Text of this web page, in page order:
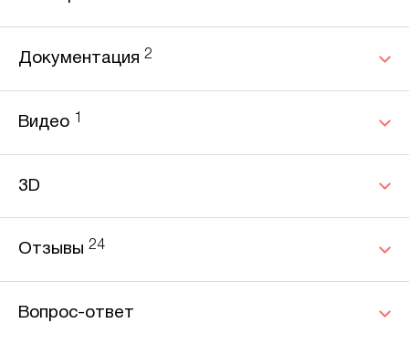
Документация 2
Видео
3D
Отзывы 24
Вопрос-ответ